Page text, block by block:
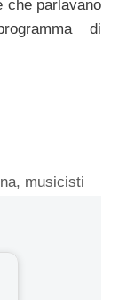
che parlavano
di
, musicisti